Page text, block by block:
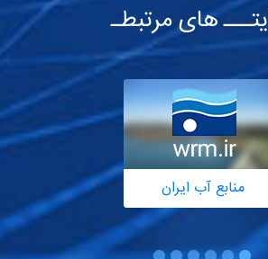
های مرتبطـ
منابع آب ایران